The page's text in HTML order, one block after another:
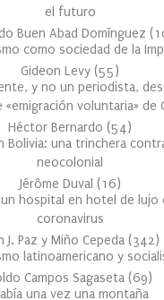
el futuro
Buen Abad Domínguez (
como sociedad de la
Gideon Levy (55)
y no un periodista,
«emigración voluntaria» de
Héctor Bernardo (54)
Bolivia: una trinchera
neocolonial
Jérôme Duval (16)
hospital en hotel de lujo
coronavirus
J. Paz y Miño Cepeda (342)
latinoamericano y
Campos Sagaseta (69)
una vez una montaña